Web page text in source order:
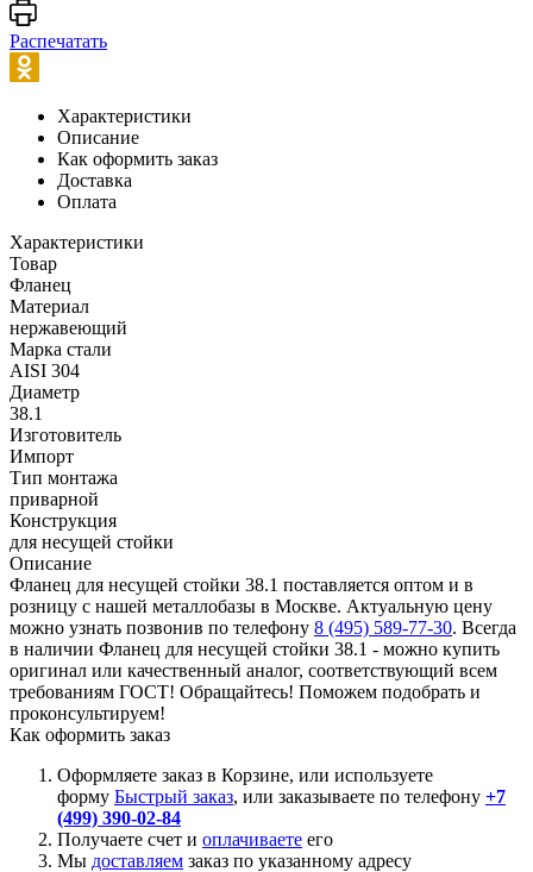
Распечатать
Характеристики
Описание
Как оформить заказ
Доставка
Оплата
Характеристики
Товар
Фланец
Материал
нержавеющий
Марка стали
AISI 304
Диаметр
38.1
Изготовитель
Импорт
Тип монтажа
приварной
Конструкция
для несущей стойки
Описание
Фланец для несущей стойки 38.1 поставляется оптом и в
розницу с нашей металлобазы в Москве. Актуальную цену
можно узнать позвонив по телефону 8 (495) 589-77-30. Всегда
в наличии Фланец для несущей стойки 38.1 - можно купить
оригинал или качественный аналог, соответствующий всем
требованиям ГОСТ! Обращайтесь! Поможем подобрать и
проконсультируем!
Как оформить заказ
Оформляете заказ в Корзине, или используете
форму Быстрый заказ, или заказываете по телефону +7
(499) 390-02-84
Получаете счет и оплачиваете его
Мы доставляем заказ по указанному адресу